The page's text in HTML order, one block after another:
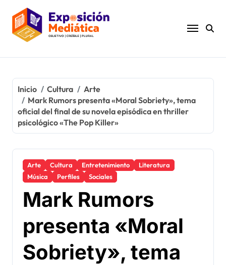
contenido
Inicio Cultura
Arte
Mark Rumors presenta «Moral Sobriety», tema
oficial del final de su novela episódica en thriller
psicológico «The Pop Killer»
Arte Cultura Entretenimiento
Literatura
Música
Perfiles Sociales
Mark Rumors
presenta «Moral
Sobriety», tema